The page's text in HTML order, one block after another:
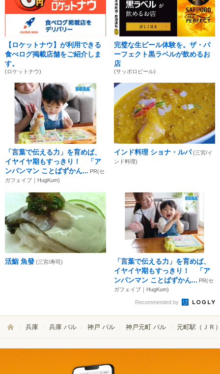
【ロケットナウ】が利用できる
食べログ掲載店舗をご紹介しま
す。
(ロケットナウ)
完璧な生ビール体験を。ザ・パ
ーフェクト黒ラベルが飲めるお
店
(サッポロビール)
「言葉で伝える力」を育めば、
イヤイヤ期もすっきり！ 「ア
ンパンマン ことばずかん... PR(セ
ガフェイブ｜HugKum)
インド料理 ショナ・ルパ (三宮/イ
ンド料理)
活鮨 魚發 (三宮/寿司)
「言葉で伝える力」を育めば、
イヤイヤ期もすっきり！ 「ア
ンパンマン ことばずかん... PR(セ
ガフェイブ｜HugKum)
Recommended by
兵庫 兵庫 バル 神戸 バル 神戸元町 バル 元町駅（ＪＲ